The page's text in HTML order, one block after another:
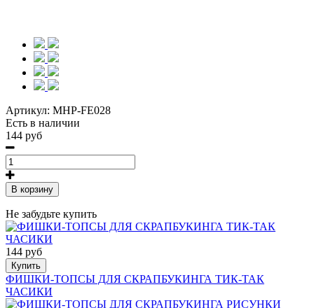
Артикул: MHP-FE028
Есть в наличии
144 руб
В корзину
Не забудьте купить
144 руб
Купить
ФИШКИ-ТОПСЫ ДЛЯ СКРАПБУКИНГА ТИК-ТАК
ЧАСИКИ